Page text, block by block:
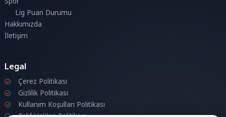
Lig Puan Durumu
Hakkımızda
İletişim
Legal
Çerez Politikası
Gizlilik Politikası
Kullanım Koşulları Politikası